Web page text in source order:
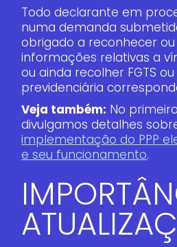
Todo declarante em
numa demanda
obrigado a reconhecer
informações relativas a
ou ainda recolher FGTS
previdenciária
Veja também: No
divulgamos detalhes
implementação do PPP
e seu funcionamento.